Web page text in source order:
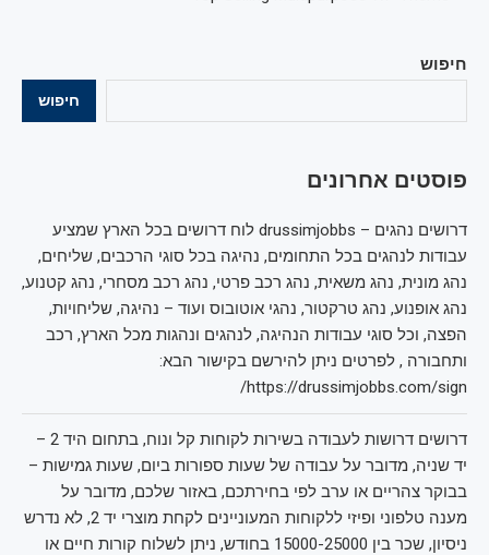
חיפוש
חיפוש
פוסטים אחרונים
דרושים נהגים – drussimjobbs לוח דרושים בכל הארץ שמציע
עבודות לנהגים בכל התחומים, נהיגה בכל סוגי הרכבים, שליחים,
נהג מונית, נהג משאית, נהג רכב פרטי, נהג רכב מסחרי, נהג קטנוע,
נהג אופנוע, נהג טרקטור, נהגי אוטובוס ועוד – נהיגה, שליחויות,
הפצה, וכל סוגי עבודות הנהיגה, לנהגים ונהגות מכל הארץ, רכב
ותחבורה , לפרטים ניתן להירשם בקישור הבא:
https://drussimjobbs.com/sign/
דרושים דרושות לעבודה בשירות לקוחות קל ונוח, בתחום היד 2 –
יד שניה, מדובר על עבודה של שעות ספורות ביום, שעות גמישות –
בבוקר צהריים או ערב לפי בחירתכם, באזור שלכם, מדובר על
מענה טלפוני ופיזי ללקוחות המעוניינים לקחת מוצרי יד 2, לא נדרש
ניסיון, שכר בין 15000-25000 בחודש, ניתן לשלוח קורות חיים או